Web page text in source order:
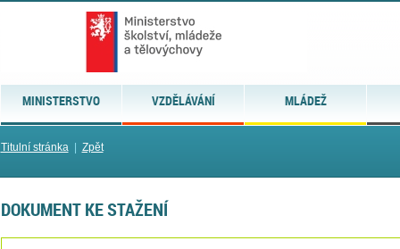
MINISTERSTVO VZDĚLÁVÁNÍ MLÁDEŽ
Titulní stránka| Zpět
DOKUMENT KE STAŽENÍ